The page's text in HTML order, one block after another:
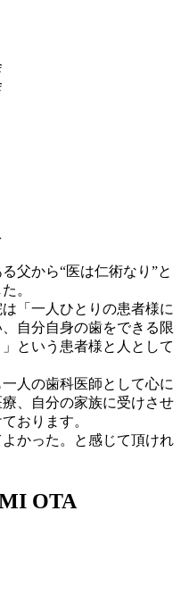
父から“医は仁術なり”と
。
「一人ひとりの患者様に
自分自身の歯をできる限
という患者様と人として
人の歯科医師として心に
、自分の家族に受けさせ
おります。
かった。と感じて頂けれ
OTA